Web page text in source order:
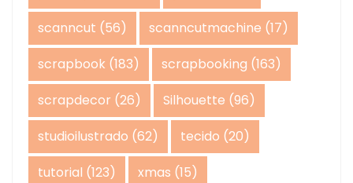
scanncut (56) scanncutmachine (17)
scrapbook (183) scrapbooking (163)
scrapdecor (26) Silhouette (96)
studioilustrado (62) tecido (20)
tutorial (123) xmas (15)